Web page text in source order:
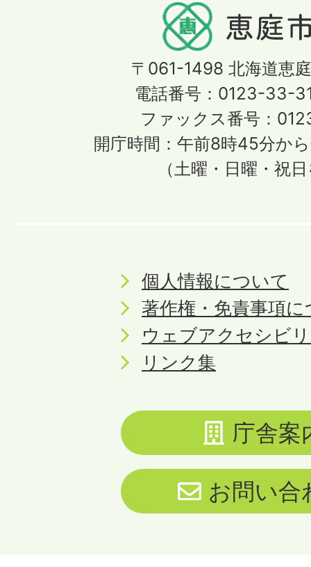
〒061-1498 北海道恵
電話番号：0123-33-
ファックス番号：
開庁時間：午前8時45分か
（土曜・日曜・祝
個人情報について
著作権・免責事項
ウェブアクセシビ
リンク集
庁舎案
お問い合